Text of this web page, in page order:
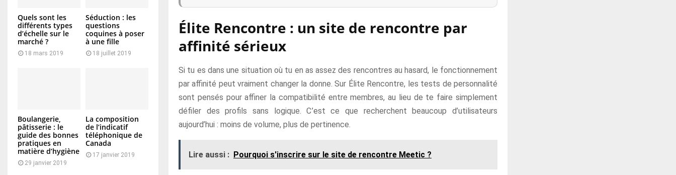
Élite Rencontre : un site de rencontre par
affinité sérieux
Si tu es dans une situation où tu en as assez des rencontres au hasard, le fonctionnement
par affinité peut vraiment changer la donne. Sur Élite Rencontre, les tests de personnalité
sont pensés pour affiner la compatibilité entre membres, au lieu de te faire simplement
défiler des profils sans logique. C’est ce que recherchent beaucoup d’utilisateurs
aujourd’hui : moins de volume, plus de pertinence.
Lire aussi : Pourquoi s'inscrire sur le site de rencontre Meetic ?
Quels sont les
différents types
d’échelle sur le
marché ?
18 mars 2019
Séduction : les
questions
coquines à poser
à une fille
18 juillet 2019
Boulangerie,
pâtisserie : le
guide des bonnes
pratiques en
matière d’hygiène
29 janvier 2019
La composition
de l’indicatif
téléphonique de
Canada
17 janvier 2019